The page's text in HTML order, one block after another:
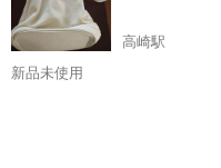
高崎駅
新品未使用